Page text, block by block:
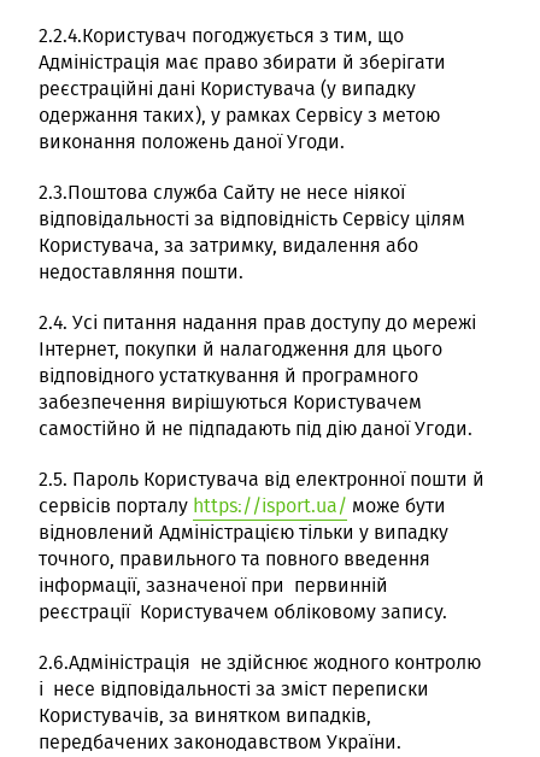
2.2.4.Користувач погоджується з тим, що
Адміністрація має право збирати й зберігати
реєстраційні дані Користувача (у випадку
одержання таких), у рамках Сервісу з метою
виконання положень даної Угоди.
2.3.Поштова служба Сайту не несе ніякої
відповідальності за відповідність Сервісу цілям
Користувача, за затримку, видалення або
недоставляння пошти.
2.4. Усі питання надання прав доступу до мережі
Інтернет, покупки й налагодження для цього
відповідного устаткування й програмного
забезпечення вирішуються Користувачем
самостійно й не підпадають під дію даної Угоди.
2.5. Пароль Користувача від електронної пошти й
сервісів порталу https://isport.ua/ може бути
відновлений Адміністрацією тільки у випадку
точного, правильного та повного введення
інформації, зазначеної при первинній
реєстрації Користувачем обліковому запису.
2.6.Адміністрація не здійснює жодного контролю
і несе відповідальності за зміст переписки
Користувачів, за винятком випадків,
передбачених законодавством України.